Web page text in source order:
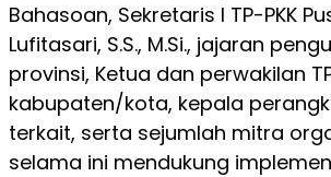
Bahasoan, Sekretaris I TP-PKK
Lufitasari, S.S., M.Si., jajaran
provinsi, Ketua dan perwakilan
kabupaten/kota, kepala
terkait, serta sejumlah mitra
selama ini mendukung